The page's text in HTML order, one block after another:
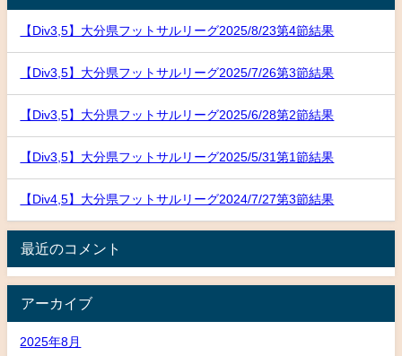
【Div3,5】大分県フットサルリーグ2025/8/23第4節結果
【Div3,5】大分県フットサルリーグ2025/7/26第3節結果
【Div3,5】大分県フットサルリーグ2025/6/28第2節結果
【Div3,5】大分県フットサルリーグ2025/5/31第1節結果
【Div4,5】大分県フットサルリーグ2024/7/27第3節結果
最近のコメント
アーカイブ
2025年8月